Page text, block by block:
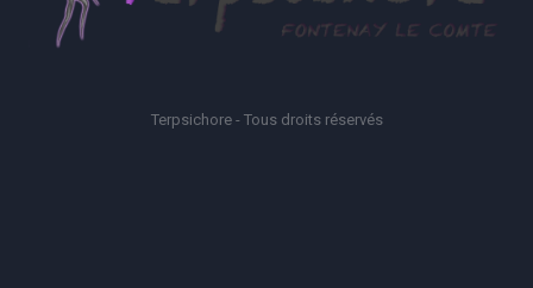
Terpsichore - Tous droits réservés